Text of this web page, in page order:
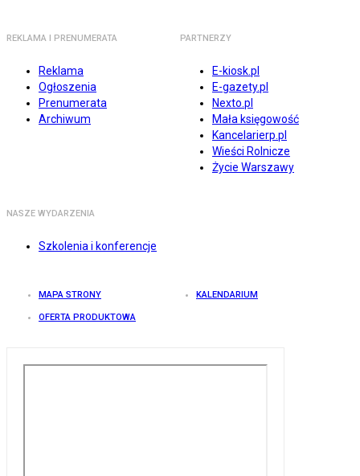
REKLAMA I PRENUMERATA
Reklama
Ogłoszenia
Prenumerata
Archiwum
PARTNERZY
E-kiosk.pl
E-gazety.pl
Nexto.pl
Mała księgowość
Kancelarierp.pl
Wieści Rolnicze
Życie Warszawy
NASZE WYDARZENIA
Szkolenia i konferencje
MAPA STRONY KALENDARIUM
OFERTA PRODUKTOWA